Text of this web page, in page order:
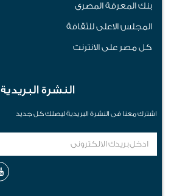
بنك المعرفة المصرى
المجلس الاعلى للثقافة
كل مصر على الانترنت
النشرة البريدية
اشترك معنا فى النشرة البريدية ليصلك كل جديد